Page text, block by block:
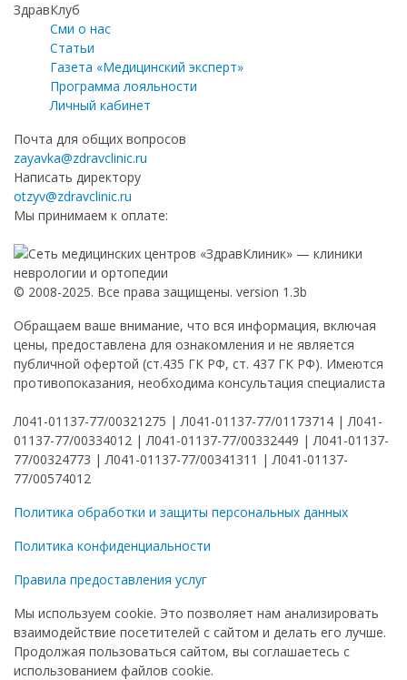
ЗдравКлуб
Сми о нас
Статьи
Газета «Медицинский эксперт»
Программа лояльности
Личный кабинет
Почта для общих вопросов
zayavka@zdravclinic.ru
Написать директору
otzyv@zdravclinic.ru
Мы принимаем к оплате:
© 2008-2025. Все права защищены. version 1.3b
Обращаем ваше внимание, что вся информация, включая
цены, предоставлена для ознакомления и не является
публичной офертой (ст.435 ГК РФ, ст. 437 ГК РФ). Имеются
противопоказания, необходима консультация специалиста
Л041-01137-77/00321275 | Л041-01137-77/01173714 | Л041-
01137-77/00334012 | Л041-01137-77/00332449 | Л041-01137-
77/00324773 | Л041-01137-77/00341311 | Л041-01137-
77/00574012
Политика обработки и защиты персональных данных
Политика конфиденциальности
Правила предоставления услуг
Мы используем cookie. Это позволяет нам анализировать
взаимодействие посетителей с сайтом и делать его лучше.
Продолжая пользоваться сайтом, вы соглашаетесь с
использованием файлов cookie.